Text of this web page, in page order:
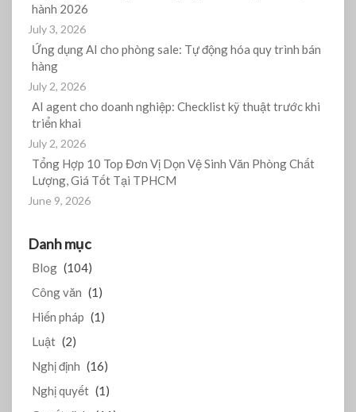
hành 2026
July 3, 2026
Ứng dụng AI cho phòng sale: Tự động hóa quy trình bán
hàng
July 2, 2026
AI agent cho doanh nghiệp: Checklist kỹ thuật trước khi
triển khai
July 2, 2026
Tổng Hợp 10 Top Đơn Vị Dọn Vệ Sinh Văn Phòng Chất
Lượng, Giá Tốt Tại TPHCM
June 9, 2026
Danh mục
Blog (104)
Công văn (1)
Hiến pháp (1)
Luật (2)
Nghị định (16)
Nghị quyết (1)